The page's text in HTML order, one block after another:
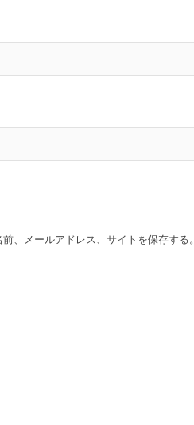
、メールアドレス、サイトを保存する。